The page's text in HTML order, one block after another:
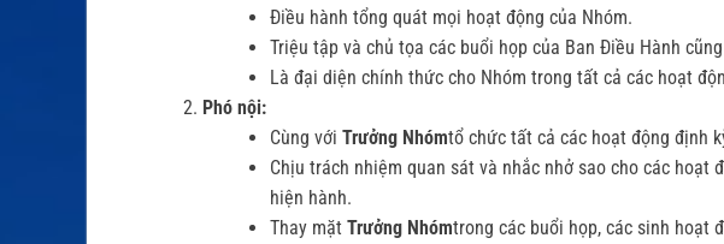
Điều hành tổng quát mọi hoạt động của Nhóm.
Triệu tập và chủ tọa các buổi họp của Ban Điều Hành
Là đại diện chính thức cho Nhóm trong tất cả các hoạt
Phó nội:
Cùng với Trưởng Nhómtổ chức tất cả các hoạt động định
Chịu trách nhiệm quan sát và nhắc nhở sao cho các hoạt
hiện hành.
Thay mặt Trưởng Nhómtrong các buổi họp, các sinh hoạt